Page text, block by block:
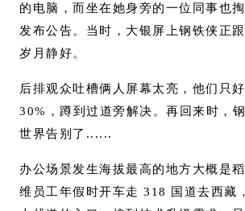
的电脑，而坐在她身旁的一位同事也
发布公告。当时，大银屏上钢铁侠正
岁月静好。
后排观众吐槽俩人屏幕太亮，他们只
30%，蹲到过道旁解决。再回来时，
世界告别了......
办公场景发生海拔最高的地方大概是
维员工年假时开车走 318 国道去西藏